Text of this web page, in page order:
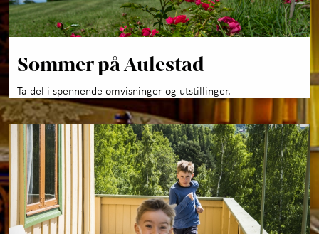
Kontakt oss
Sommer på Aulestad
Ta del i spennende omvisninger og utstillinger.